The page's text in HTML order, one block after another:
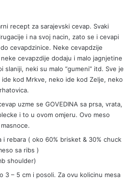
recept za sarajevski cevap. Svaki
i na svoj nacin, zato se i cevapi
cevapdzinice. Neke cevapdzije
cevapzdije dodaju i malo jagnjetine
slaniji, neki su malo “gumeni” itd. Sve je
kod Mrkve, neko ide kod Zelje, neko
uzme se GOVEDINA sa prsa, vrata,
i to u ovom omjeru. Ovo meso
i rebara ( oko 60% brisket & 30% chuck
sa ribs )
shoulder)
3 – 5 cm i posoli. Za ovu kolicinu mesa